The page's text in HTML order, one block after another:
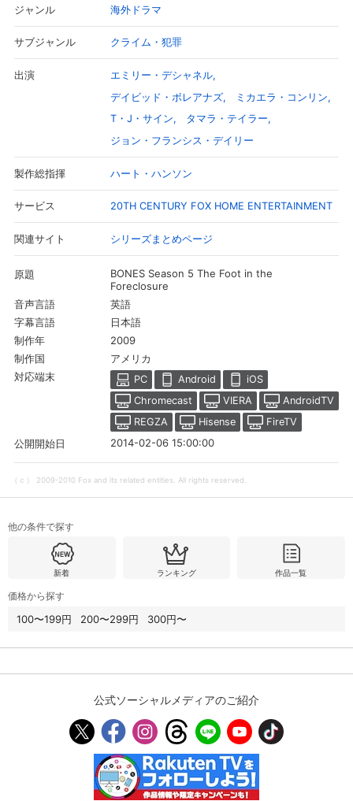
会員設定 会員情報
会員情報変更
基本情報、本人連絡先、パスワード 、クレ
ジットカード情報の変更が可能です。
決済方法変更 決済方法の変更が可能です。
購入明細 ４ヵ月分の購入明細の確認が可能です。
Myクーポン
現在獲得済みのお得なクーポンを確認でき
ます。
と便利です。
お気に入りに登録した作品を確認できま
能です。
の削除も可能です。
サイト内で表示される作品の表示制限が可
能です。5段階の年齢区分から選択できま
す。
ジャンル 海外ドラマ
サブジャンル クライム・犯罪
出演
エミリー・デシャネル
デイビッド・ボレアナズ
ミカエラ・コンリン
T・J・サイン
タマラ・テイラー
ジョン・フランシス・デイリー
製作総指揮 ハート・ハンソン
サービス 20TH CENTURY FOX HOME ENTERTAINMENT
関連サイト シリーズまとめページ
原題
BONES Season 5 The Foot in the
Foreclosure
音声言語 英語
字幕言語 日本語
制作年 2009
制作国 アメリカ
対応端末 PC Android
iOS
Chromecast
VIERA
AndroidTV
REGZA
Hisense
FireTV
公開開始日
2014-02-06 15:00:00
（ｃ） 2009-2010 Fox and its related entities. All rights reserved.
他の条件で探す
新着 ランキング 作品一覧
価格から探す
100〜199円 200〜299円 300円〜
公式ソーシャルメディアのご紹介